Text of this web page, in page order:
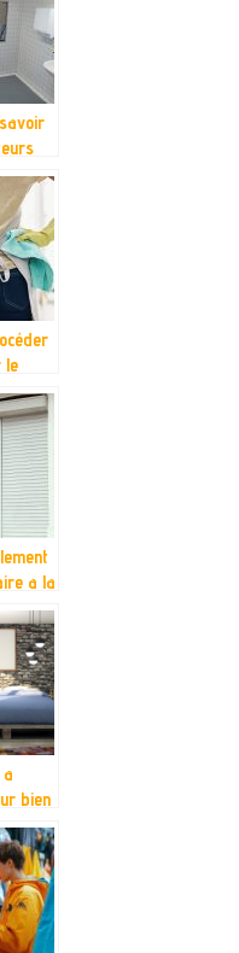
le
sa
a la
Brico-
bien